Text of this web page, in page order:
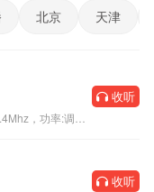
北京 天津
，功率:调频
收听
收听